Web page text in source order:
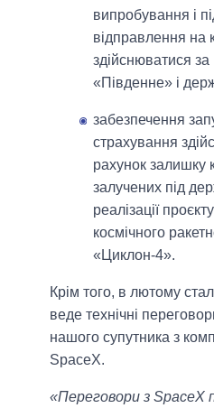
випробування і
відправлення на
здійснюватися
«Південне» і
забезпечення
страхування
рахунок залишку
залучених під
реалізації
космічного
«Циклон-4».
Крім того, в лютому
веде технічні
нашого супутника з
SpaceX.
«Переговори з SpaceX